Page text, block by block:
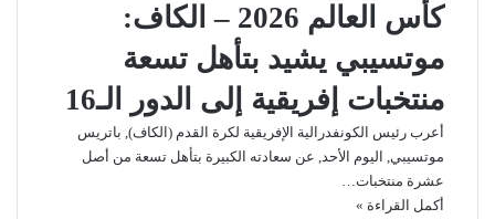
كأس العالم 2026 – الكاف:
موتسيبي يشيد بتأهل تسعة
منتخبات إفريقية إلى الدور الـ16
أعرب رئيس الكونفدرالية الإفريقية لكرة القدم (الكاف), باتريس
موتسيبي, اليوم الأحد, عن سعادته الكبيرة بتأهل تسعة من أصل
عشرة منتخبات…
أكمل القراءة »